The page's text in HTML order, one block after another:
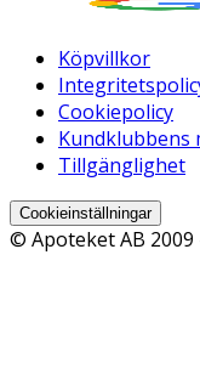
Köpvillkor
Cookiepolicy
Kundklubbens
Tillgänglighet
Cookieinställningar
© Apoteket AB 2009